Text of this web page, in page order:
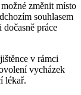
změnit místo
souhlasem
práce
v rámci
vycházek
lékař.